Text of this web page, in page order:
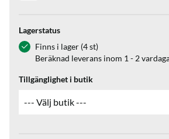
Lagerstatus
Finns i lager (4 st)
Beräknad leverans inom 1 - 2
Tillgänglighet i butik